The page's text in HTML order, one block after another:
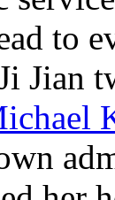
to
Jian